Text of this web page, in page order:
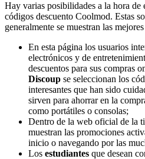
Hay varias posibilidades a la hora de
códigos descuento Coolmod. Estas
generalmente se muestran las
En esta página los usuarios
electrónicos y de
descuentos para sus compras
Discoup se seleccionan los
interesantes que han sido
sirven para ahorrar en la
como portátiles o consolas;
Dentro de la web oficial de la
muestran las promociones
inicio o navegando por las
Los estudiantes que desean